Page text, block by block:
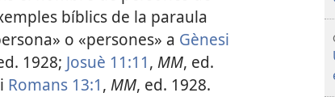
bíblics de la paraula
o «persones» a Gènesi
1928; Josuè 11:11, MM, ed.
Romans 13:1, MM, ed. 1928.